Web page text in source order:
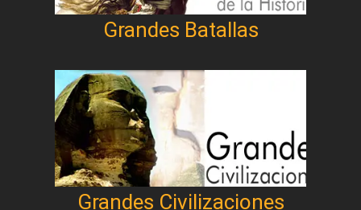
Grandes Batallas
Grandes Civilizaciones